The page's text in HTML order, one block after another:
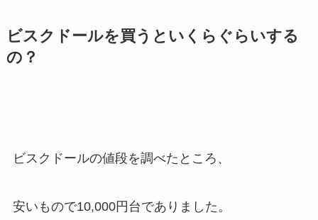
ビスクドールを買うといくらぐらいする
の？
ビスクドールの値段を調べたところ、
安いもので10,000円台でありました。